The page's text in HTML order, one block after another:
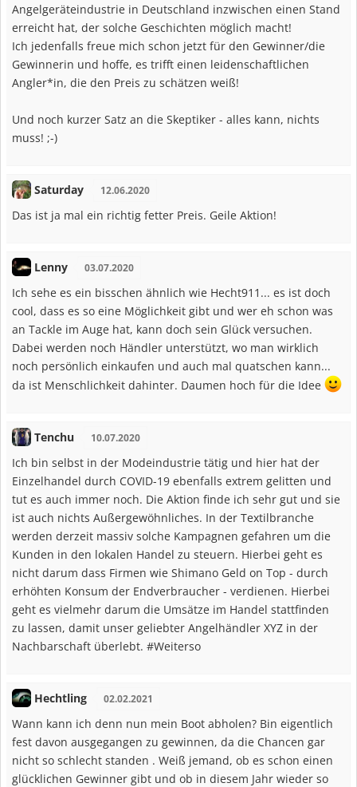
Angelgeräteindustrie in Deutschland inzwischen einen Stand
erreicht hat, der solche Geschichten möglich macht!
Ich jedenfalls freue mich schon jetzt für den Gewinner/die
Gewinnerin und hoffe, es trifft einen leidenschaftlichen
Angler*in, die den Preis zu schätzen weiß!
Und noch kurzer Satz an die Skeptiker - alles kann, nichts
muss! ;-)
Saturday 12.06.2020
Das ist ja mal ein richtig fetter Preis. Geile Aktion!
Lenny 03.07.2020
Ich sehe es ein bisschen ähnlich wie Hecht911... es ist doch
cool, dass es so eine Möglichkeit gibt und wer eh schon was
an Tackle im Auge hat, kann doch sein Glück versuchen.
Dabei werden noch Händler unterstützt, wo man wirklich
noch persönlich einkaufen und auch mal quatschen kann...
da ist Menschlichkeit dahinter. Daumen hoch für die Idee
Tenchu 10.07.2020
Ich bin selbst in der Modeindustrie tätig und hier hat der
Einzelhandel durch COVID-19 ebenfalls extrem gelitten und
tut es auch immer noch. Die Aktion finde ich sehr gut und sie
ist auch nichts Außergewöhnliches. In der Textilbranche
werden derzeit massiv solche Kampagnen gefahren um die
Kunden in den lokalen Handel zu steuern. Hierbei geht es
nicht darum dass Firmen wie Shimano Geld on Top - durch
erhöhten Konsum der Endverbraucher - verdienen. Hierbei
geht es vielmehr darum die Umsätze im Handel stattfinden
zu lassen, damit unser geliebter Angelhändler XYZ in der
Nachbarschaft überlebt. #Weiterso
Hechtling 02.02.2021
Wann kann ich denn nun mein Boot abholen? Bin eigentlich
fest davon ausgegangen zu gewinnen, da die Chancen gar
nicht so schlecht standen . Weiß jemand, ob es schon einen
glücklichen Gewinner gibt und ob in diesem Jahr wieder so